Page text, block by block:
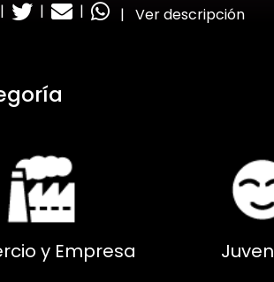
| | | | Ver descripción
y Empresa